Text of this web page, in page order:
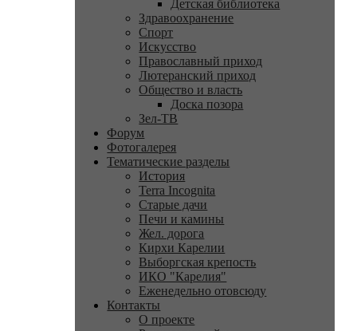
Детская библиотека
Здравоохранение
Спорт
Искусство
Православный приход
Лютеранский приход
Общество и власть
Доска позора
Зел-ТВ
Форум
Фотогалерея
Тематические разделы
История
Terra Incognita
Старые дачи
Печи и камины
Жел. дорога
Кирхи Карелии
Выборгская крепость
ИКО "Карелия"
Еженедельно отовсюду
Контакты
О проекте